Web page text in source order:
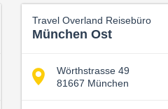
Travel Overland Reisebüro
München Ost
Wörthstrasse 49
81667 München